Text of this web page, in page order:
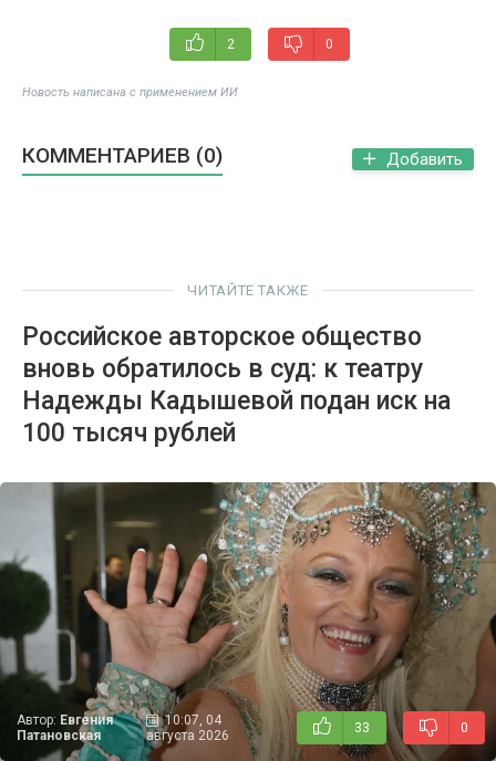
2 0
Новость написана с применением ИИ
КОММЕНТАРИЕВ (0) Добавить
ЧИТАЙТЕ ТАКЖЕ
Российское авторское общество
вновь обратилось в суд: к театру
Надежды Кадышевой подан иск на
100 тысяч рублей
Автор: Евгения
Патановская
10:07, 04
августа 2026
33 0